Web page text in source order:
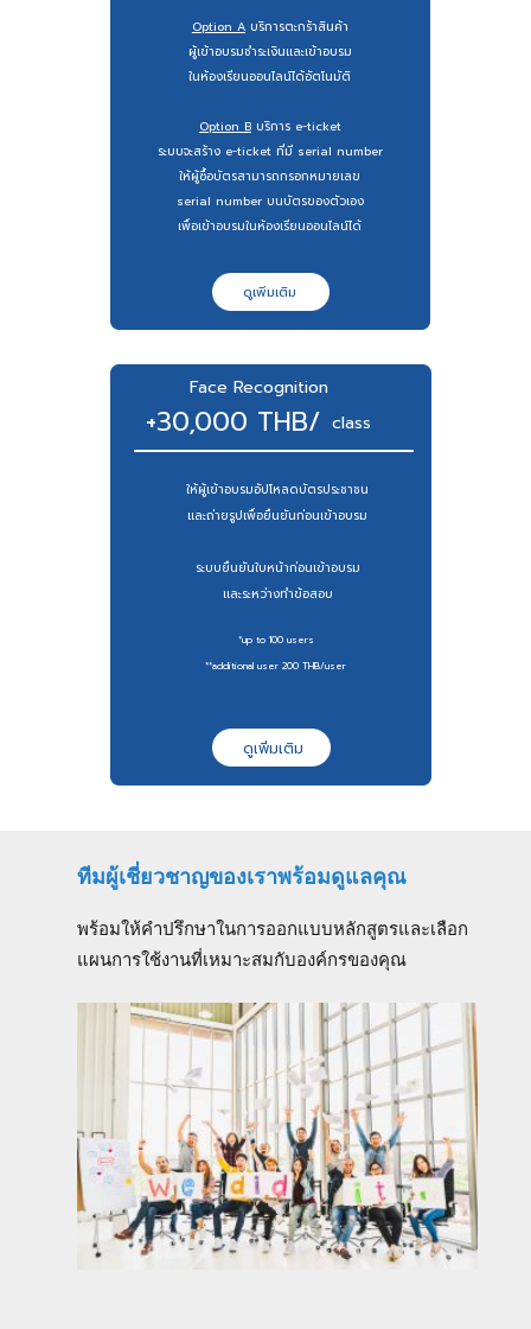
Option Aบริการตะกร้าสินค้า
ผู้เข้าอบรมชำระเงินและเข้าอบรม
ในห้องเรียนออนไลน์ได้อัตโนมัติ
Option Bบริการ e-ticket
ระบบจะสร้าง e-ticket ที่มี serial number
ให้ผู้ซื้อบัตรสามารถกรอกหมายเลข
serial number บนบัตรของตัวเอง
เพื่อเข้าอบรมในห้องเรียนออนไลน์ได้
ดูเพิ่มเติม
ดูเพิ่มเติม
*up to 100 users
**additional user 200 THB/user
ให้ผู้เข้าอบรมอัปโหลดบัตรประชาชน
และถ่ายรูปเพื่อยืนยันก่อนเข้าอบรม
ระบบยืนยันใบหน้าก่อนเข้าอบรม
และระหว่างทำข้อสอบ
ดูเพิ่มเติม
class
+30,000 THB/
Face Recognition
ดูเพิ่มเติม
ทีมผู้เชี่ยวชาญของเราพร้อมดูแลคุณ
พร้อมให้คำปรึกษาในการออกแบบหลักสูตรและเลือก
แผนการใช้งานที่เหมาะสมกับองค์กรของคุณ